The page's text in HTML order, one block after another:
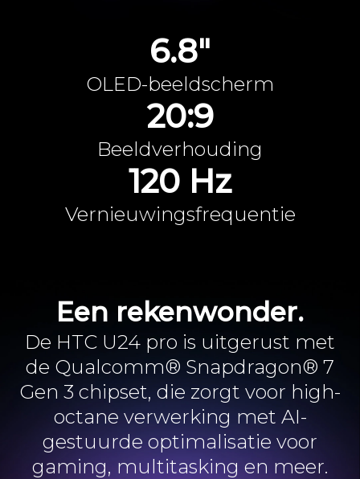
6.8"
OLED-beeldscherm
20:9
Beeldverhouding
120 Hz
Vernieuwingsfrequentie
Een rekenwonder.
De HTC U24 pro is uitgerust met
de Qualcomm® Snapdragon® 7
Gen 3 chipset, die zorgt voor high-
octane verwerking met AI-
gestuurde optimalisatie voor
gaming, multitasking en meer.